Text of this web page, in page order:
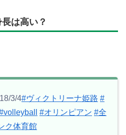
は高い？
3/4#ヴィクトリーナ姫路 #
#オリンピアン #全
ク体育館